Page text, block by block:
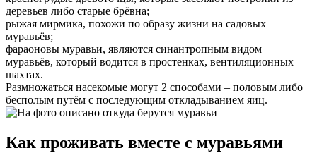
деревьев либо старые брёвна;
рыжая мирмика, похожи по образу жизни на садовых
муравьёв;
фараоновы муравьи, являются синантропным видом
муравьёв, который водится в простенках, вентиляционных
шахтах.
Размножаться насекомые могут 2 способами – половым либо
бесполым путём с последующим откладыванием яиц.
Как проживать вместе с муравьями